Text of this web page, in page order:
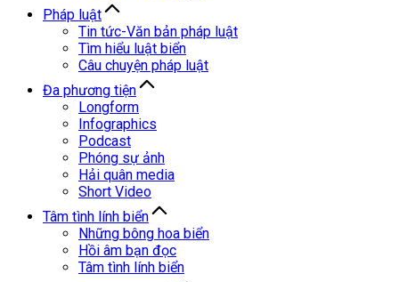
Pháp luật
Tin tức-Văn bản pháp luật
Tìm hiểu luật biển
Câu chuyện pháp luật
Đa phương tiện
Longform
Infographics
Podcast
Phóng sự ảnh
Hải quân media
Short Video
Tâm tình lính biển
Những bông hoa biển
Hồi âm bạn đọc
Tâm tình lính biển